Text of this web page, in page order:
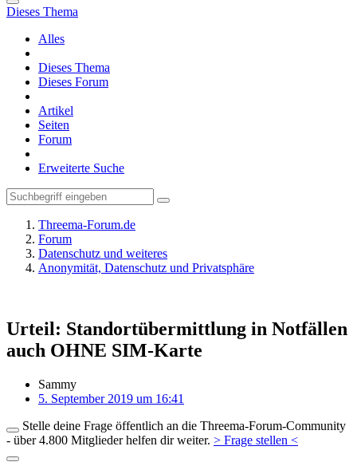
Dieses Thema
Alles
Dieses Thema
Dieses Forum
Artikel
Seiten
Forum
Erweiterte Suche
Threema-Forum.de
Forum
Datenschutz und weiteres
Anonymität, Datenschutz und Privatsphäre
Urteil: Standortübermittlung in Notfällen
auch OHNE SIM-Karte
Sammy
5. September 2019 um 16:41
Stelle deine Frage öffentlich an die Threema-Forum-Community
- über 4.800 Mitglieder helfen dir weiter. > Frage stellen <